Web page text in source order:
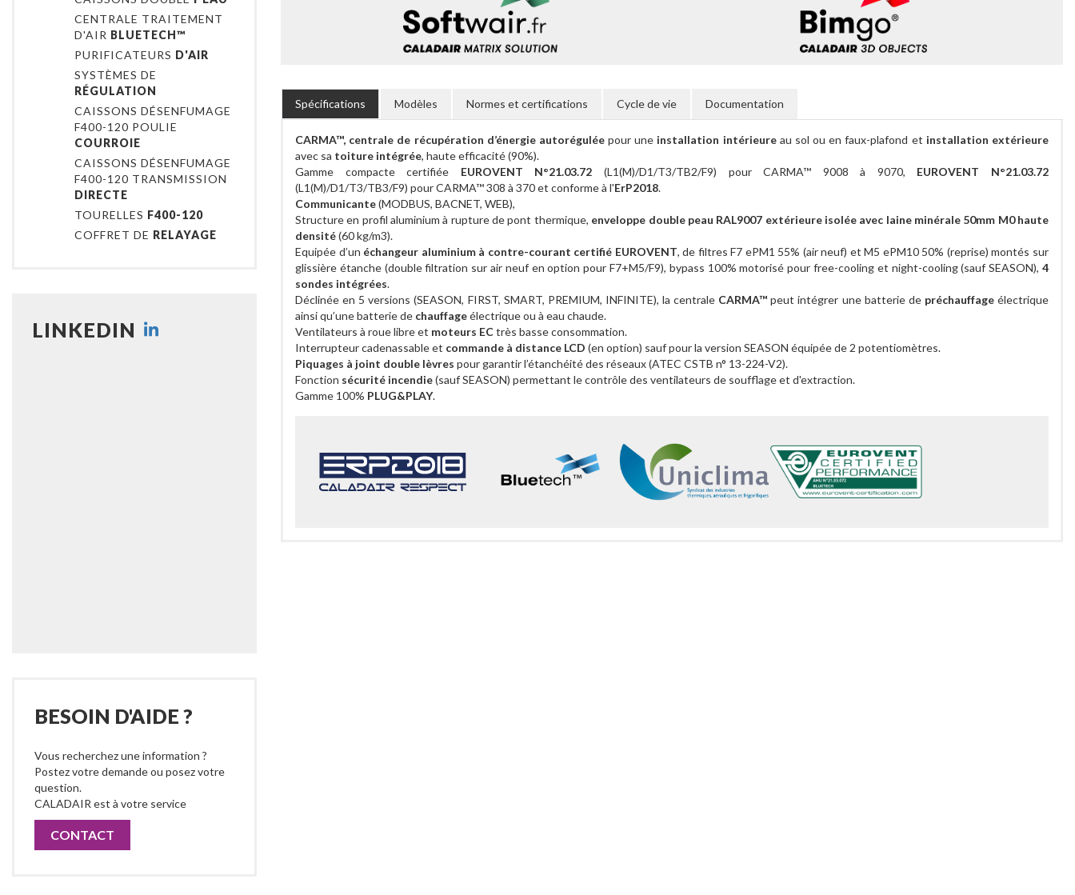
CENTRALE TRAITEMENT
D'AIR BLUETECH™
PURIFICATEURS D'AIR
SYSTÈMES DE
RÉGULATION
CAISSONS DÉSENFUMAGE
F400-120 POULIE
COURROIE
CAISSONS DÉSENFUMAGE
F400-120 TRANSMISSION
DIRECTE
TOURELLES F400-120
COFFRET DE RELAYAGE
LINKEDIN
BESOIN D'AIDE ?
Vous recherchez une information ?
Postez votre demande ou posez votre
question.
CALADAIR est à votre service
CONTACT
Spécifications Modèles Normes et certifications Cycle de vie Documentation
CARMA™, centrale de récupération d’énergie autoréguléepour une installation intérieureau sol ou en faux-plafond et installation extérieure
avec sa toiture intégrée, haute efficacité (90%).
Gamme compacte certifiée EUROVENT N°21.03.72 (L1(M)/D1/T3/TB2/F9) pour CARMA™ 9008 à 9070, EUROVENT N°21.03.72
(L1(M)/D1/T3/TB3/F9) pour CARMA™ 308 à 370 et conforme à l'ErP2018.
Communicante(MODBUS, BACNET, WEB),
Structure en profil aluminium à rupture de pont thermique, enveloppe double peau RAL9007 extérieure isolée avec laine minérale 50mm M0 haute
densité(60 kg/m3).
Equipée d’un échangeur aluminium à contre-courant certifié EUROVENT, de filtres F7 ePM1 55% (air neuf) et M5 ePM10 50% (reprise) montés sur
glissière étanche (double filtration sur air neuf en option pour F7+M5/F9), bypass 100% motorisé pour free-cooling et night-cooling (sauf SEASON), 4
sondes intégrées.
Déclinée en 5 versions (SEASON, FIRST, SMART, PREMIUM, INFINITE), la centrale CARMA™ peut intégrer une batterie de préchauffageélectrique
ainsi qu’une batterie de chauffageélectrique ou à eau chaude.
Ventilateurs à roue libre et moteurs ECtrès basse consommation.
Interrupteur cadenassable et commande à distance LCD (en option) sauf pour la version SEASON équipée de 2 potentiomètres.
Piquages à joint double lèvres pour garantir l’étanchéité des réseaux (ATEC CSTB n° 13-224-V2).
Fonction sécurité incendie(sauf SEASON) permettant le contrôle des ventilateurs de soufflage et d'extraction.
Gamme 100% PLUG&PLAY.